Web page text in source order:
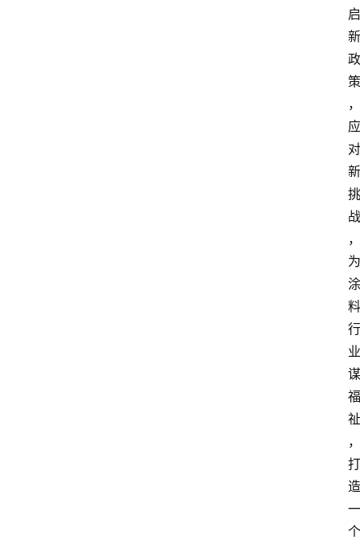
启
新
政
策
，
应
对
新
挑
战
，
为
涂
料
行
业
谋
福
祉
，
打
造
一
个